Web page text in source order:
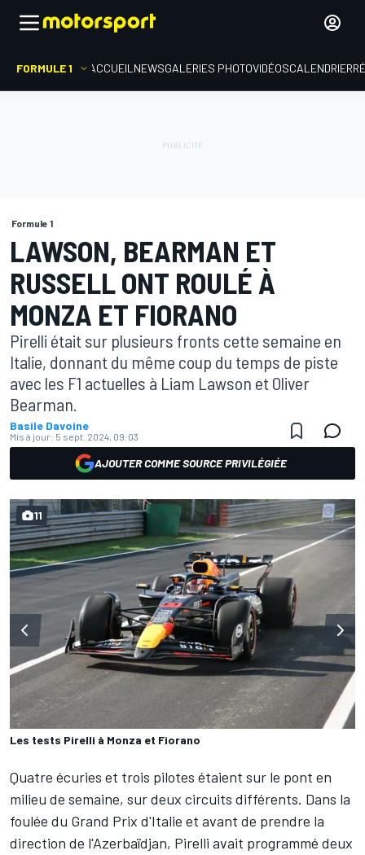
FORMULE 1 ACCUEIL NEWSGALERIES PHOTOVIDÉOSCALENDRIER
Formule 1
LAWSON, BEARMAN ET
RUSSELL ONT ROULÉ À
MONZA ET FIORANO
Pirelli était sur plusieurs fronts cette semaine en
Italie, donnant du même coup du temps de piste
avec les F1 actuelles à Liam Lawson et Oliver
Bearman.
Basile Davoine
Mis à jour: 5 sept. 2024, 09:03
AJOUTER COMME SOURCE PRIVILÉGIÉE
Les tests Pirelli à Monza et Fiorano
11
Quatre écuries et trois pilotes étaient sur le pont en
milieu de semaine, sur deux circuits différents. Dans la
foulée du Grand Prix d'Italie et avant de prendre la
direction de l'Azerbaïdjan, Pirelli avait programmé deux